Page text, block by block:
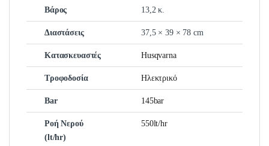
Βάρος 13,2 κ.
Διαστάσεις 37,5 × 39 × 78 cm
Κατασκευαστές Husqvarna
Τροφοδοσία Ηλεκτρικό
Bar 145bar
Ροή Νερού
(lt/hr)
550lt/hr